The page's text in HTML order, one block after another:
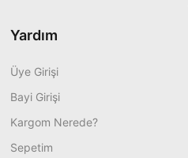
Yardım
Üye Girişi
Bayi Girişi
Kargom Nerede?
Sepetim